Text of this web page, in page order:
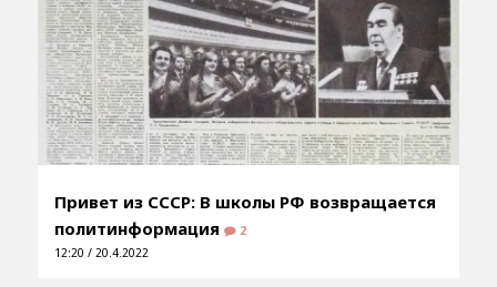
Привет из СССР: В школы РФ возвращается
политинформация
2
12:20 / 20.4.2022